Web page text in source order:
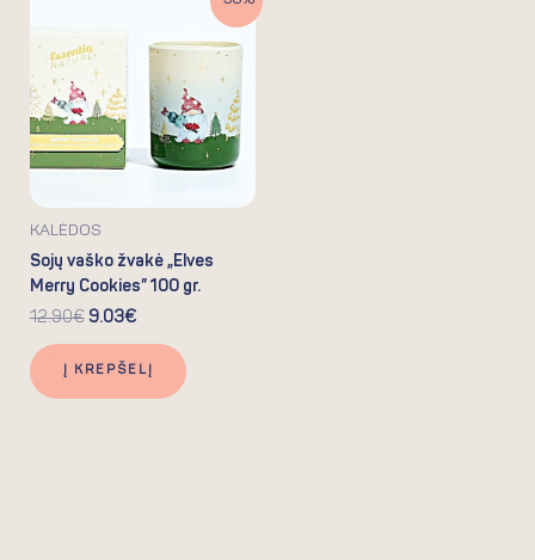
KALĖDOS
Sojų vaško žvakė „Elves
Merry Cookies” 100 gr.
12.90€
12.90€.
9.03€
9.03€.
Į KREPŠELĮ